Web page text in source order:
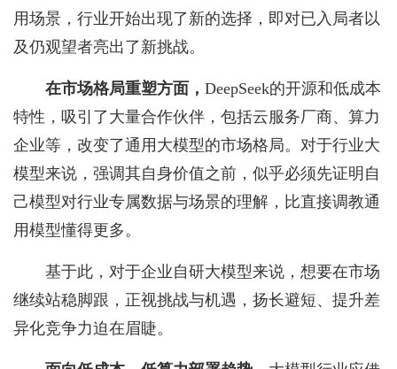
用场景，行业开始出现了新的选择，即对已入局者以
及仍观望者亮出了新挑战。
在市场格局重塑方面 ， DeepSeek的开源和低成本
特性，吸引了大量合作伙伴，包括云服务厂商、算力
企业等，改变了通用大模型的市场格局。对于行业大
模型来说，强调其自身价值之前，似乎必须先证明自
己模型对行业专属数据与场景的理解，比直接调教通
用模型懂得更多。
基于此，对于企业自研大模型来说，想要在市场
继续站稳脚跟，正视挑战与机遇，扬长避短、提升差
异化竞争力迫在眉睫。